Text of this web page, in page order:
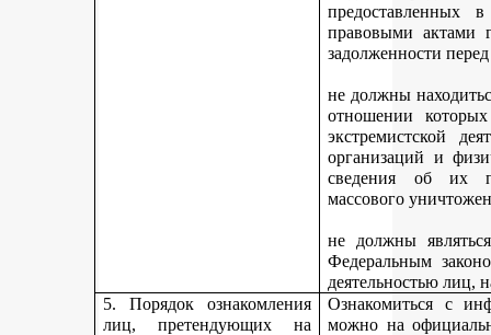
предоставленных
правовыми актами
задолженности
не должны
отношении
экстремистской
организаций и
сведения об их
массового
не должны
Федеральным
деятельностью лиц,
5. Порядок ознакомления
лиц, претендующих на
Ознакомиться с
можно на